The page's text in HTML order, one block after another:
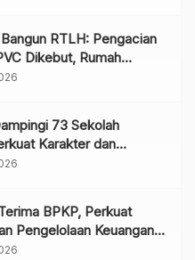
RTLH: Pengacian
Dikebut, Rumah
Wajah
73 Sekolah
Karakter dan
Muda
BPKP, Perkuat
Pengelolaan Keuangan
dan Akuntabel